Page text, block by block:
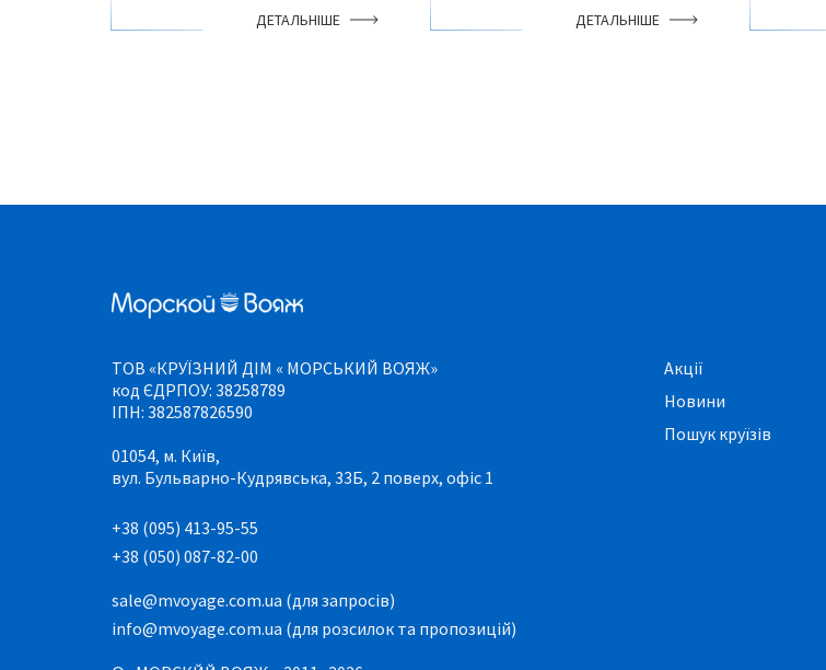
ДЕТАЛЬНІШЕ ДЕТАЛЬНІШЕ
ТОВ «КРУЇЗНИЙ ДІМ « МОРСЬКИЙ ВОЯЖ»
код ЄДРПОУ: 38258789
ІПН: 382587826590
01054, м. Київ,
вул. Бульварно-Кудрявська, 33Б, 2 поверх, офіс 1
+38 (095) 413-95-55
+38 (050) 087-82-00
sale@mvoyage.com.ua (для запросів)
info@mvoyage.com.ua (для розсилок та пропозицій)
Акції
Новини
Пошук круїзів